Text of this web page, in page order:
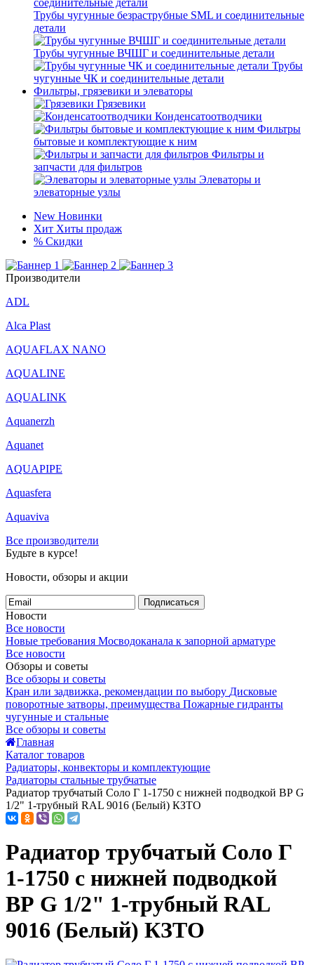
Трубы чугунные безраструбные SML и соединительные
детали
Трубы чугунные ВЧШГ и соединительные детали
Трубы
чугунные ЧК и соединительные детали
Фильтры, грязевики и элеваторы
Грязевики
Конденсатоотводчики
Фильтры
бытовые и комплектующие к ним
Фильтры и
запчасти для фильтров
Элеваторы и
элеваторные узлы
New Новинки
Хит Хиты продаж
% Скидки
Производители
ADL
Alca Plast
AQUAFLAX NANO
AQUALINE
AQUALINK
Aquanerzh
Aquanet
AQUAPIPE
Aquasfera
Aquaviva
Все производители
Будьте в курсе!
Новости, обзоры и акции
Подписаться
Новости
Все новости
Новые требования Мосводоканала к запорной арматуре
Все новости
Обзоры и советы
Все обзоры и советы
Кран или задвижка, рекомендации по выбору Дисковые
поворотные затворы, преимущества Пожарные гидранты
чугунные и стальные
Все обзоры и советы
Главная
Каталог товаров
Радиаторы, конвекторы и комплектующие
Радиаторы стальные трубчатые
Радиатор трубчатый Соло Г 1-1750 с нижней подводкой ВР G
1/2" 1-трубный RAL 9016 (Белый) КЗТО
Радиатор трубчатый Соло Г
1-1750 с нижней подводкой
ВР G 1/2" 1-трубный RAL
9016 (Белый) КЗТО